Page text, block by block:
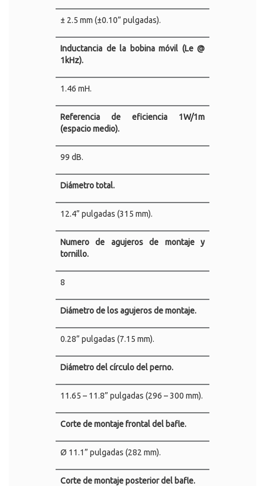
± 2.5 mm (±0.10” pulgadas).
Inductancia de la bobina móvil (Le @
1kHz).
1.46 mH.
Referencia de eficiencia 1W/1m
(espacio medio).
99 dB.
Diámetro total.
12.4” pulgadas (315 mm).
Numero de agujeros de montaje y
tornillo.
8
Diámetro de los agujeros de montaje.
0.28” pulgadas (7.15 mm).
Diámetro del círculo del perno.
11.65 – 11.8” pulgadas (296 – 300 mm).
Corte de montaje frontal del bafle.
Ø 11.1” pulgadas (282 mm).
Corte de montaje posterior del bafle.